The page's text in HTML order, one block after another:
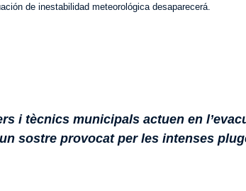
de inestabilidad meteorológica desaparecerá.
i tècnics municipals actuen en
sostre provocat per les intenses